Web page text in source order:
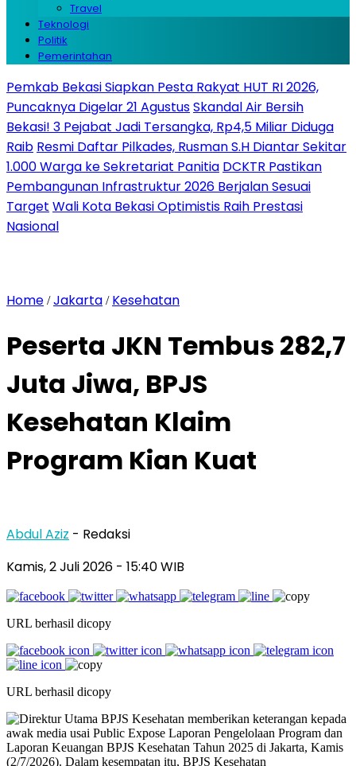
Travel
Teknologi
Politik
Pemerintahan
Pemkab Bekasi Siapkan Pesta Rakyat HUT RI 2026,
Puncaknya Digelar 21 AgustusSkandal Air Bersih
Bekasi! 3 Pejabat Jadi Tersangka, Rp4,5 Miliar Diduga
Raib Resmi Daftar Pilkades, Rusman S.H Diantar Sekitar
1.000 Warga ke Sekretariat Panitia DCKTR Pastikan
Pembangunan Infrastruktur 2026 Berjalan Sesuai
Target Wali Kota Bekasi Optimistis Raih Prestasi
Nasional
Home /Jakarta / Kesehatan
Peserta JKN Tembus 282,7
Juta Jiwa, BPJS
Kesehatan Klaim
Program Kian Kuat
Abdul Aziz - Redaksi
Kamis, 2 Juli 2026 - 15:40 WIB
URL berhasil dicopy
URL berhasil dicopy